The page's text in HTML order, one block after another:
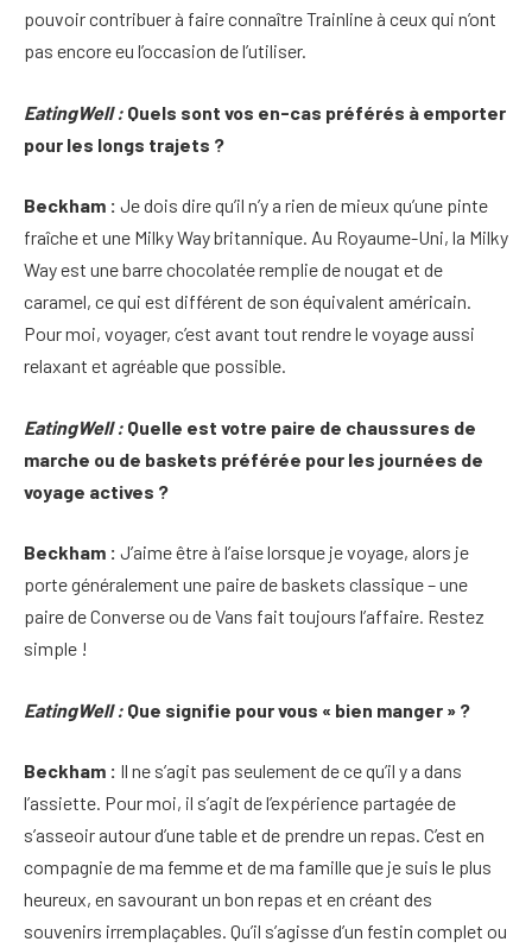
pouvoir contribuer à faire connaître Trainline à ceux qui n’ont
pas encore eu l’occasion de l’utiliser.
EatingWell : Quels sont vos en-cas préférés à emporter
pour les longs trajets ?
Beckham : Je dois dire qu’il n’y a rien de mieux qu’une pinte
fraîche et une Milky Way britannique. Au Royaume-Uni, la Milky
Way est une barre chocolatée remplie de nougat et de
caramel, ce qui est différent de son équivalent américain.
Pour moi, voyager, c’est avant tout rendre le voyage aussi
relaxant et agréable que possible.
EatingWell : Quelle est votre paire de chaussures de
marche ou de baskets préférée pour les journées de
voyage actives ?
Beckham : J’aime être à l’aise lorsque je voyage, alors je
porte généralement une paire de baskets classique – une
paire de Converse ou de Vans fait toujours l’affaire. Restez
simple !
EatingWell : Que signifie pour vous « bien manger » ?
Beckham : Il ne s’agit pas seulement de ce qu’il y a dans
l’assiette. Pour moi, il s’agit de l’expérience partagée de
s’asseoir autour d’une table et de prendre un repas. C’est en
compagnie de ma femme et de ma famille que je suis le plus
heureux, en savourant un bon repas et en créant des
souvenirs irremplaçables. Qu’il s’agisse d’un festin complet ou